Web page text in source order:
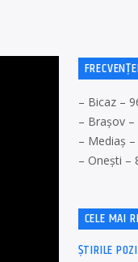
– Bicaz –
– Brașov –
– Mediaș
– Onești –
CELE MAI
ȘTIRILE